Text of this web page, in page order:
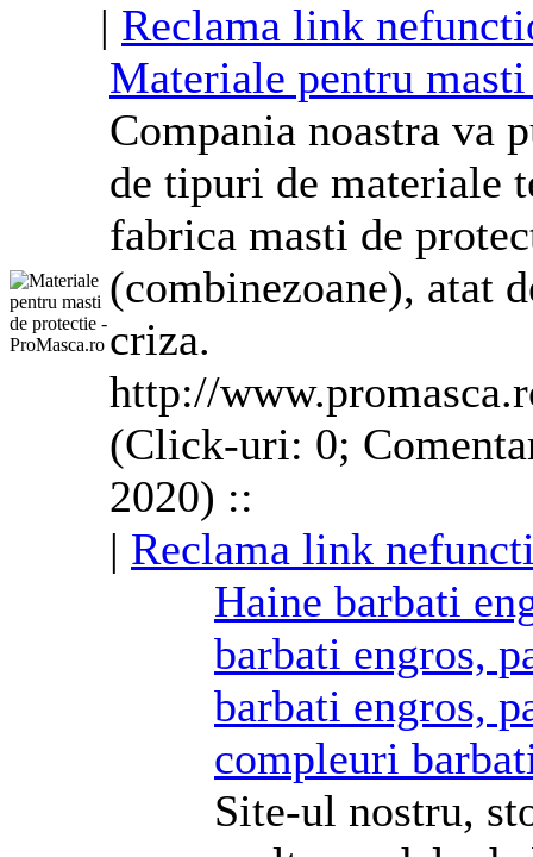
| Reclama link
Materiale pentru
Compania noastra va
de tipuri de materiale
fabrica masti de
(combinezoane), atat
criza.
http://
(Click-uri: 0;
2020) ::
| Reclama link
Haine barbati
barbati engros,
barbati engros,
compleuri
Site-ul nostru,